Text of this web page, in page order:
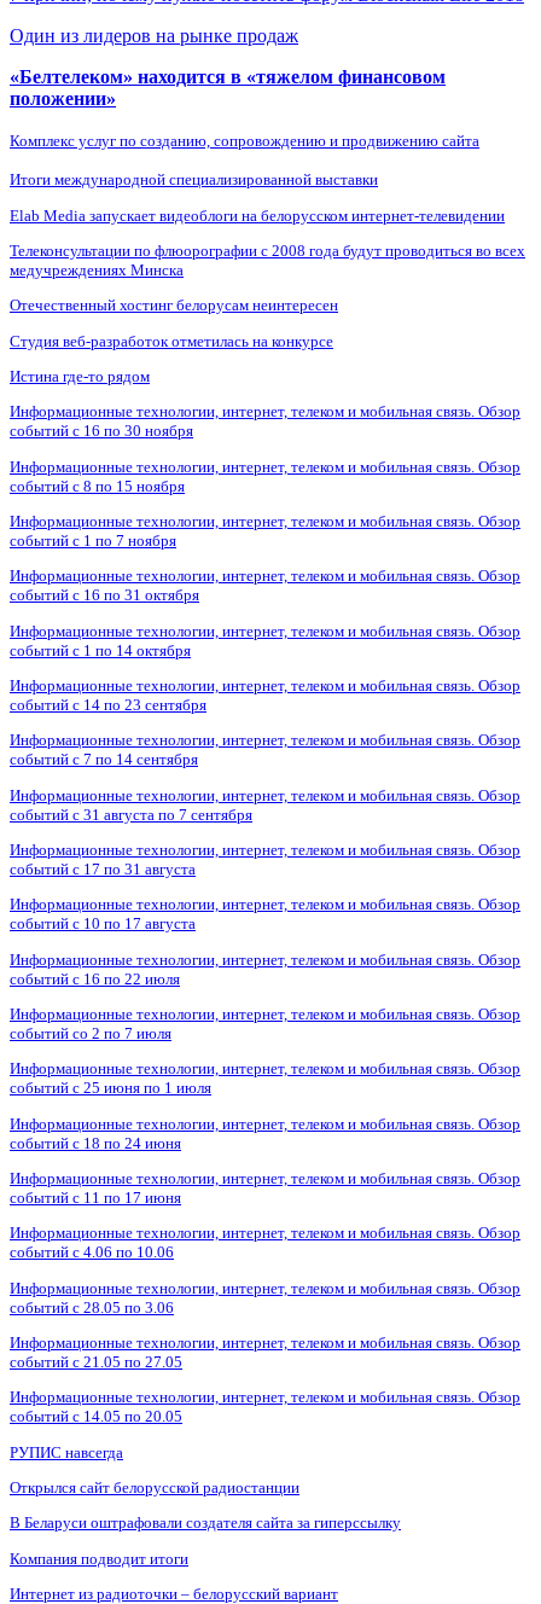
Один из лидеров на рынке продаж
«Белтелеком» находится в «тяжелом финансовом
положении»
Комплекс услуг по созданию, сопровождению и продвижению сайта
Итоги международной специализированной выставки
Elab Media запускает видеоблоги на белорусском интернет-телевидении
Телеконсультации по флюорографии с 2008 года будут проводиться во всех
медучреждениях Минска
Отечественный хостинг белорусам неинтересен
Студия веб-разработок отметилась на конкурсе
Истина где-то рядом
Информационные технологии, интернет, телеком и мобильная связь. Обзор
событий с 16 по 30 ноября
Информационные технологии, интернет, телеком и мобильная связь. Обзор
событий с 8 по 15 ноября
Информационные технологии, интернет, телеком и мобильная связь. Обзор
событий с 1 по 7 ноября
Информационные технологии, интернет, телеком и мобильная связь. Обзор
событий с 16 по 31 октября
Информационные технологии, интернет, телеком и мобильная связь. Обзор
событий с 1 по 14 октября
Информационные технологии, интернет, телеком и мобильная связь. Обзор
событий с 14 по 23 сентября
Информационные технологии, интернет, телеком и мобильная связь. Обзор
событий с 7 по 14 сентября
Информационные технологии, интернет, телеком и мобильная связь. Обзор
событий с 31 августа по 7 сентября
Информационные технологии, интернет, телеком и мобильная связь. Обзор
событий с 17 по 31 августа
Информационные технологии, интернет, телеком и мобильная связь. Обзор
событий с 10 по 17 августа
Информационные технологии, интернет, телеком и мобильная связь. Обзор
событий с 16 по 22 июля
Информационные технологии, интернет, телеком и мобильная связь. Обзор
событий со 2 по 7 июля
Информационные технологии, интернет, телеком и мобильная связь. Обзор
событий с 25 июня по 1 июля
Информационные технологии, интернет, телеком и мобильная связь. Обзор
событий с 18 по 24 июня
Информационные технологии, интернет, телеком и мобильная связь. Обзор
событий с 11 по 17 июня
Информационные технологии, интернет, телеком и мобильная связь. Обзор
событий с 4.06 по 10.06
Информационные технологии, интернет, телеком и мобильная связь. Обзор
событий с 28.05 по 3.06
Информационные технологии, интернет, телеком и мобильная связь. Обзор
событий с 21.05 по 27.05
Информационные технологии, интернет, телеком и мобильная связь. Обзор
событий с 14.05 по 20.05
РУПИС навсегда
Открылся сайт белорусской радиостанции
В Беларуси оштрафовали создателя сайта за гиперссылку
Компания подводит итоги
Интернет из радиоточки – белорусский вариант